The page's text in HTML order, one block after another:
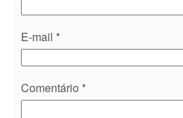
E-mail *
Comentário *